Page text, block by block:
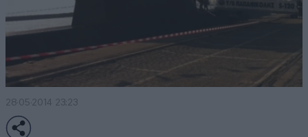
28·05·2014 23:23